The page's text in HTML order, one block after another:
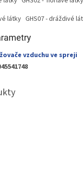
GHS07 - dráždivé
vzduchu ve spreji